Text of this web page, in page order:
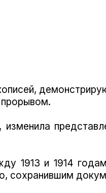
1913 и 1914
сохранившим